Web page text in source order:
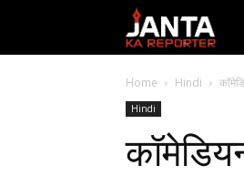
Home Hindi
Hindi